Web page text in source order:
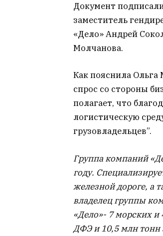
Документ
заместитель
«Дело» Андрей
Молчанова.
Как пояснила Ольга
спрос со стороны
полагает, что
логистическую
грузовладельцев”.
Группа компаний
году.
железной дороге, а
владелец группы
«Дело»- 7 морских
ДФЭ и 10,5 млн тонн